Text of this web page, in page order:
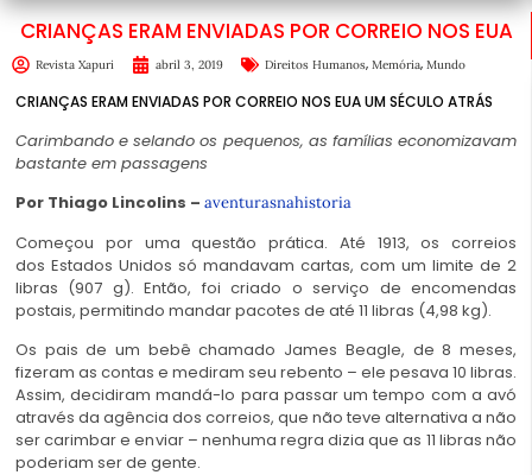
CRIANÇAS ERAM ENVIADAS POR CORREIO NOS EUA
Revista Xapuri abril 3, 2019 Direitos Humanos, Memória, Mundo
CRIANÇAS ERAM ENVIADAS POR CORREIO NOS EUA UM SÉCULO ATRÁS
Carimbando e selando os pequenos, as famílias economizavam
bastante em passagens
Por Thiago Lincolins – aventurasnahistoria
Começou por uma questão prática. Até 1913, os correios
dos Estados Unidos só mandavam cartas, com um limite de 2
libras (907 g). Então, foi criado o serviço de encomendas
postais, permitindo mandar pacotes de até 11 libras (4,98 kg).
Os pais de um bebê chamado James Beagle, de 8 meses,
fizeram as contas e mediram seu rebento – ele pesava 10 libras.
Assim, decidiram mandá-lo para passar um tempo com a avó
através da agência dos correios, que não teve alternativa a não
ser carimbar e enviar – nenhuma regra dizia que as 11 libras não
poderiam ser de gente.